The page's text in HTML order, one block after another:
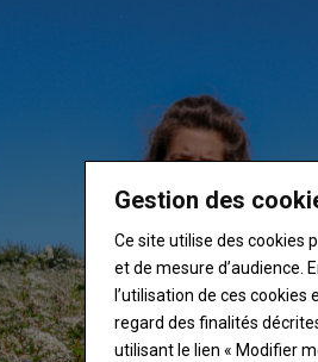
Gestion des
Ce site utilise des cookies
et de mesure d’audience.
l’utilisation de ces
regard des finalités
utilisant le lien « Modifier